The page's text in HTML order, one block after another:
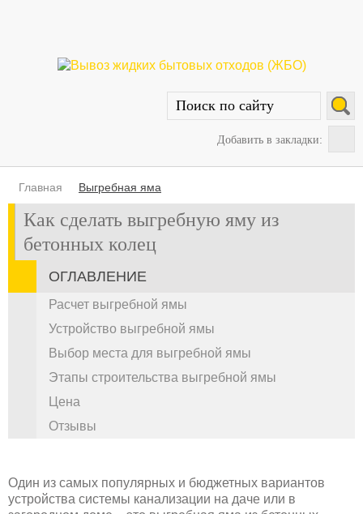
Добавить в закладки:
Главная Выгребная яма
Как сделать выгребную яму из
бетонных колец
ОГЛАВЛЕНИЕ
Расчет выгребной ямы
Устройство выгребной ямы
Выбор места для выгребной ямы
Этапы строительства выгребной ямы
Цена
Отзывы
Один из самых популярных и бюджетных вариантов
устройства системы канализации на даче или в